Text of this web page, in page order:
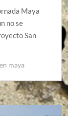
Maya
no se
San
maya